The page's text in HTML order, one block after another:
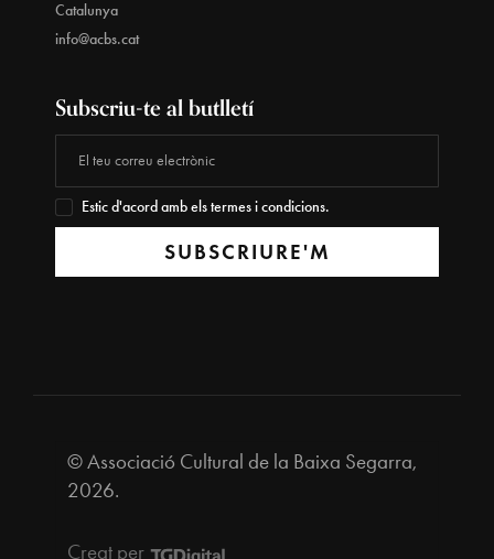
Catalunya
info@acbs.cat
Subscriu-te al butlletí
Estic d'acord amb els termes i condicions.
SUBSCRIURE'M
© Associació Cultural de la Baixa Segarra,
2026.
Creat per